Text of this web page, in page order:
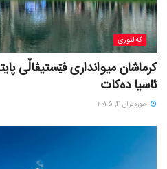
کەلتوری
کرماشان میوانداری فێستیڤاڵی
ئاسیا دەکات
حوزه‌یران 4, 2025